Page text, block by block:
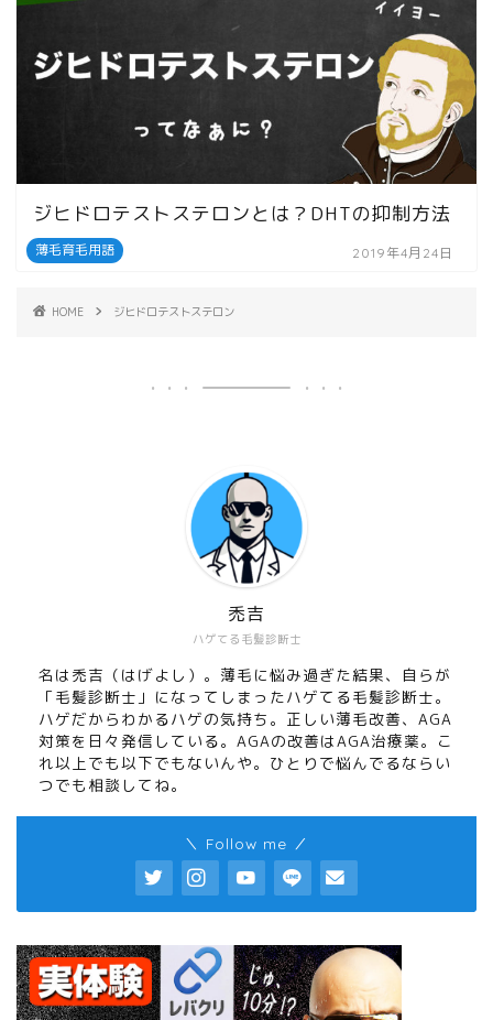
薄毛育毛用語
ジヒドロテストステロンとは？DHTの抑制方法
2019年4月24日
HOME ジヒドロテストステロン
ハゲてる毛髪診断士
禿吉
名は禿吉（はげよし）。薄毛に悩み過ぎた結果、自らが
「毛髪診断士」になってしまったハゲてる毛髪診断士。
ハゲだからわかるハゲの気持ち。正しい薄毛改善、AGA
対策を日々発信している。AGAの改善はAGA治療薬。こ
れ以上でも以下でもないんや。ひとりで悩んでるならい
つでも相談してね。
＼ Follow me ／